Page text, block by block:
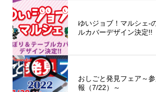
ゆいジョブ！マルシェ-
ルカバーデザイン決定!!
おしごと発見フェア～
報（7/22）～